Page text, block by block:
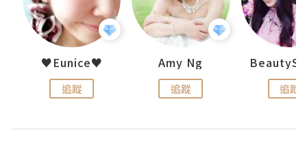
♥Eunice♥
追蹤
Amy Ng
追蹤 追蹤